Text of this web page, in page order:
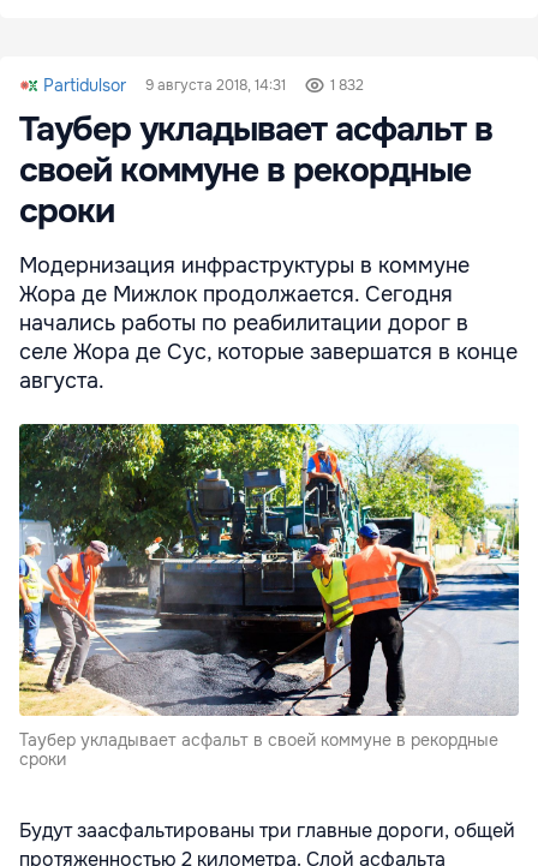
Partidulsor 9 августа 2018, 14:31 1 832
Таубер укладывает асфальт в
своей коммуне в рекордные
сроки
Модернизация инфраструктуры в коммуне
Жора де Мижлок продолжается. Сегодня
начались работы по реабилитации дорог в
селе Жора де Сус, которые завершатся в конце
августа.
Таубер укладывает асфальт в своей коммуне в рекордные
сроки
Будут заасфальтированы три главные дороги, общей
протяженностью 2 километра. Слой асфальта